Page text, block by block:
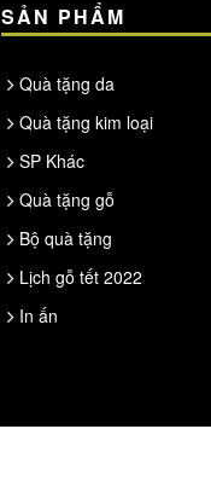
SẢN PHẨM
Quà tặng da
Quà tặng kim loại
SP Khác
Quà tặng gỗ
Bộ quà tặng
Lịch gỗ tết 2022
In ấn